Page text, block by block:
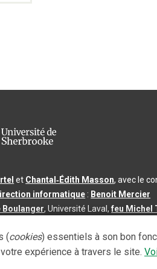
et Chantal‑Édith Masson, avec le
informatique : Benoit Mercier
Boulanger, Université Laval,feu Michel
|3.2.2- Dernière mise à jour du contenu
(cookies) essentiels à son bon
expérience à travers le site.